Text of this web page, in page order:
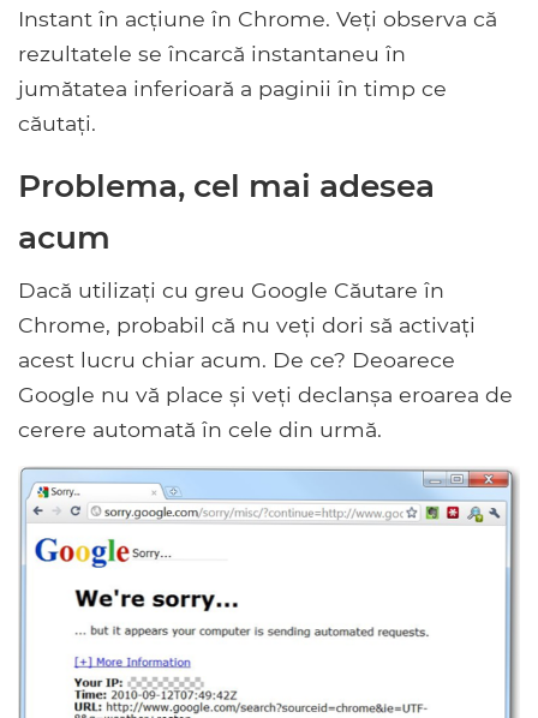
Instant în acțiune în Chrome. Veți observa că
rezultatele se încarcă instantaneu în
jumătatea inferioară a paginii în timp ce
căutați.
Problema, cel mai adesea
acum
Dacă utilizați cu greu Google Căutare în
Chrome, probabil că nu veți dori să activați
acest lucru chiar acum. De ce? Deoarece
Google nu vă place și veți declanșa eroarea de
cerere automată în cele din urmă.